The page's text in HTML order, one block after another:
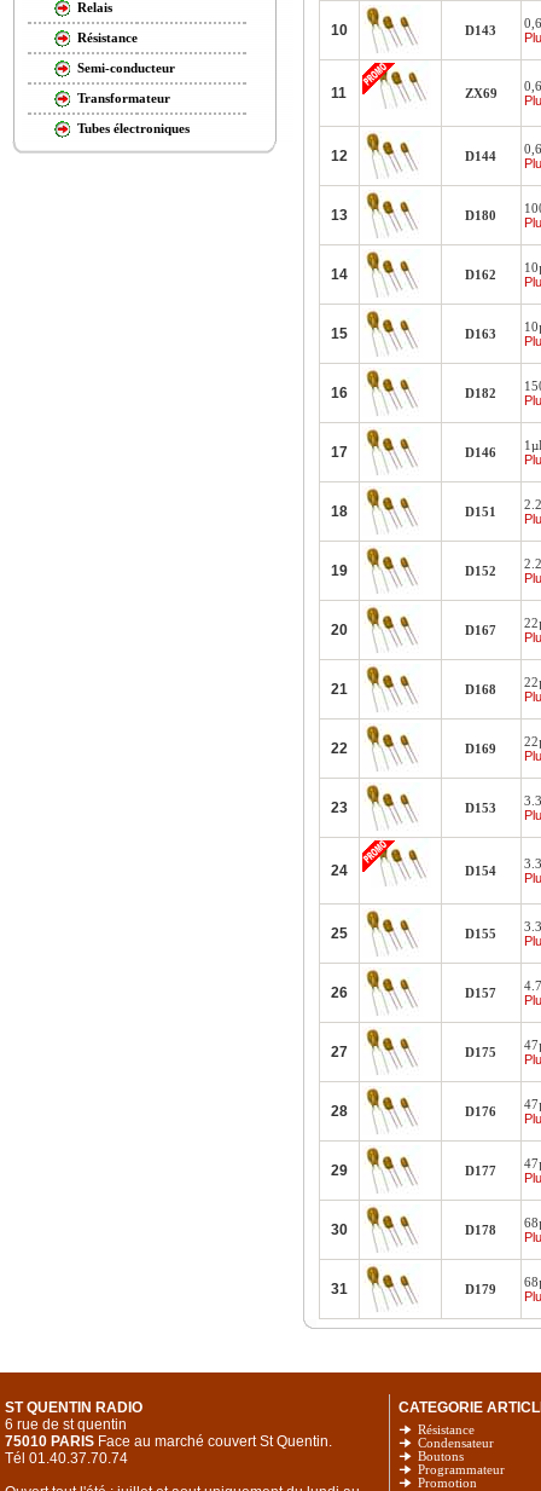
Relais
Résistance
Semi-conducteur
Transformateur
Tubes électroniques
10 D143
11 ZX69
12 D144
13 D180
14 D162
15 D163
16 D182
17 D146
18 D151
19 D152
20 D167
21 D168
22 D169
23 D153
24 D154
25 D155
26 D157
27 D175
28 D176
29 D177
30 D178
31 D179
ST QUENTIN RADIO
6 rue de st quentin
75010 PARIS Face au marché couvert St Quentin.
Tél 01.40.37.70.74
CATEGORIE
Résistance
Condensateur
Boutons
Programmateur
Promotion